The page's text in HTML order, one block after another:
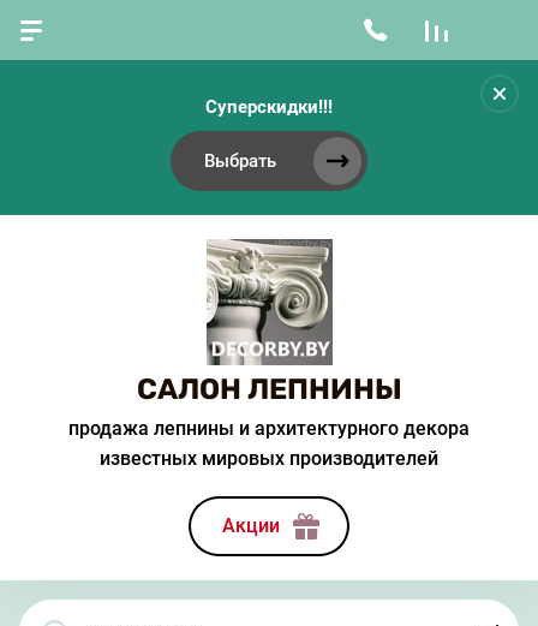
Суперскидки!!!
Выбрать
САЛОН ЛЕПНИНЫ
продажа лепнины и архитектурного декора
известных мировых производителей
Акции